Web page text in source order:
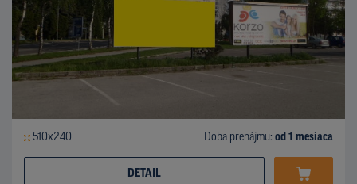
510x240 Doba prenájmu: od 1 mesiaca
DETAIL